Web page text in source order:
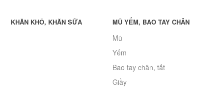
KHĂN KHÔ, KHĂN SỮA MŨ YẾM, BAO TAY CHÂN
Mũ
Yếm
Bao tay chân, tất
Giầy